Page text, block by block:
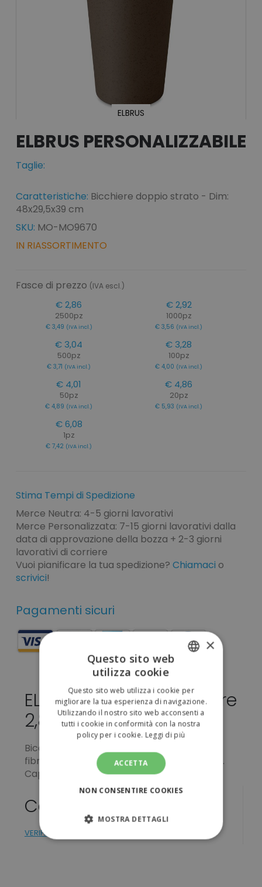
ELBRUS
all'inizio
della
di
ELBRUS
Taglie:
Caratteristiche: Bicchiere doppio strato - Dim:
48x29,5x39 cm
SKU: MO-MO9670
IN RIASSORTIMENTO
Fasce di prezzo (IVA escl.)
€ 2,86
2500pz
€ 3,49 (IVA incl.)
€ 2,92
1000pz
€ 3,56 (IVA incl.)
€ 3,04
500pz
€ 3,71 (IVA incl.)
€ 3,28
100pz
€ 4,00 (IVA incl.)
€ 4,01
50pz
€ 4,89 (IVA incl.)
€ 4,86
20pz
€ 5,93 (IVA incl.)
€ 6,08
1pz
€ 7,42 (IVA incl.)
Stima Tempi di Spedizione
Merce Neutra: 4-5 giorni lavorativi
Merce Personalizzata: 7-15 giorni lavorativi dalla
data di approvazione della bozza + 2-3 giorni
lavorativi di corriere
Vuoi pianificare la tua spedizione? Chiamaci o
scrivici!
Pagamenti sicuri
ELBRUS da personalizzare
2,86 €
Bicchiere doppio strato composto da 50%
fibra di bamboo e 50% in PP, con coperchio.
Capacità 475 ml.
Colori
VERIFICA DISPONIBILITÁ
ENGLISH
×
Questo sito web
utilizza cookie
Questo sito web utilizza i cookie per
migliorare la tua esperienza di navigazione.
Utilizzando il nostro sito web acconsenti a
tutti i cookie in conformità con la nostra
policy per i cookie. Leggi di più
ACCETTA
NON CONSENTIRE COOKIES
MOSTRA DETTAGLI
STRETTAMENTE NECESSARI